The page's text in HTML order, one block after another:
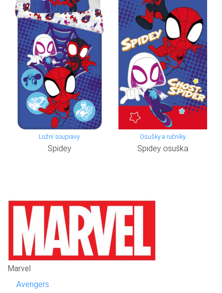
Ložní soupravy
Spidey
Osušky a ručníky
Spidey osuška
Marvel
Avengers